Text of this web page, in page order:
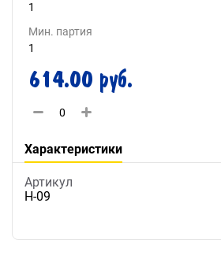
1
Мин. партия
1
614.00 руб.
Характеристики
Артикул
Н-09